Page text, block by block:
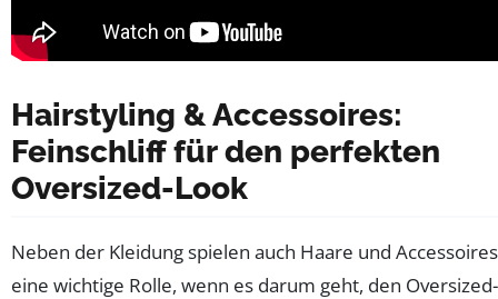
Hairstyling & Accessoires:
Feinschliff für den perfekten
Oversized-Look
Neben der Kleidung spielen auch Haare und Accessoires
eine wichtige Rolle, wenn es darum geht, den Oversized-